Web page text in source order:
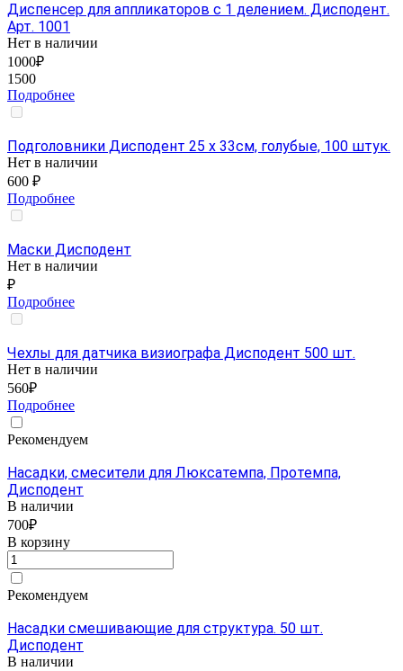
Диспенсер для аппликаторов с 1 делением. Дисподент.
Арт. 1001
Нет в наличии
1000₽
1500
Подробнее
Подголовники Дисподент 25 х 33см, голубые, 100 штук.
Нет в наличии
600 ₽
Подробнее
Маски Дисподент
Нет в наличии
₽
Подробнее
Чехлы для датчика визиографа Дисподент 500 шт.
Нет в наличии
560₽
Подробнее
Рекомендуем
Насадки, смесители для Люксатемпа, Протемпа,
Дисподент
В наличии
700₽
В корзину
Рекомендуем
Насадки смешивающие для структура. 50 шт.
Дисподент
В наличии